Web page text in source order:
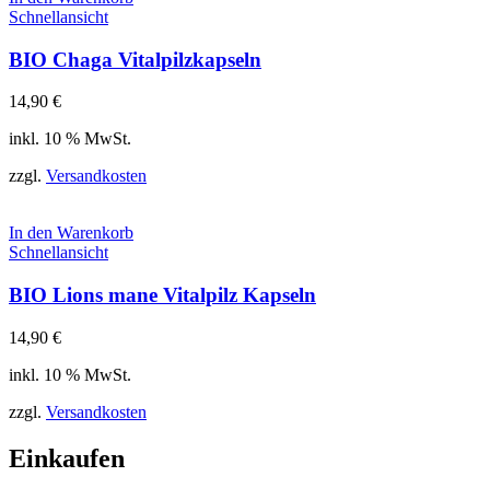
Schnellansicht
BIO Chaga Vitalpilzkapseln
14,90 €
inkl. 10 % MwSt.
zzgl. Versandkosten
In den Warenkorb
Schnellansicht
BIO Lions mane Vitalpilz Kapseln
14,90 €
inkl. 10 % MwSt.
zzgl. Versandkosten
Einkaufen